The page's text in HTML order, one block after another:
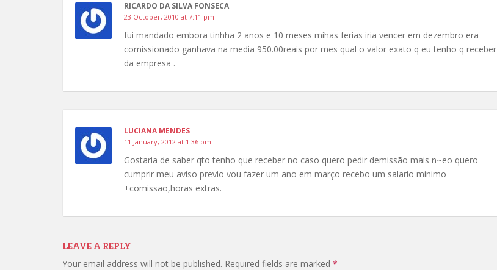
RICARDO DA SILVA FONSECA
23 October, 2010 at 7:11 pm
fui mandado embora tinhha 2 anos e 10 meses mihas ferias iria vencer em dezembro era
comissionado ganhava na media 950.00reais por mes qual o valor exato q eu tenho q receber
da empresa .
LUCIANA MENDES
11 January, 2012 at 1:36 pm
Gostaria de saber qto tenho que receber no caso quero pedir demissão mais n~eo quero
cumprir meu aviso previo vou fazer um ano em março recebo um salario minimo
+comissao,horas extras.
LEAVE A REPLY
Your email address will not be published. Required fields are marked *